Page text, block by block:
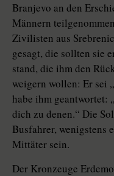
Branjevo an den
Männern
Zivilisten aus
gesagt, die sollten sie
stand, die ihm den
weigern wollen: Er sei
habe ihm geantwortet:
dich zu denen.“ Die
Busfahrer, wenigstens
Mittäter sein.
Der Kronzeuge